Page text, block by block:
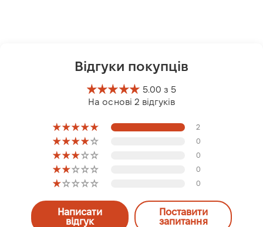
Відгуки покупців
5.00 з 5
На основі 2 відгуків
2
0
0
0
0
Написати
відгук
Поставити
запитання